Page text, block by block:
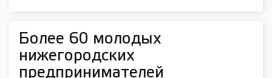
Более 60 молодых
нижегородских
предпринимателей